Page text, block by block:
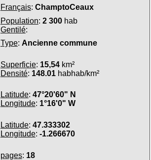
Français: ChamptoCeaux
Population: 2 300hab
Gentilé:
Type: Ancienne commune
Superficie: 15,54km²
Densité: 148.01habhab/km²
Latitude: 47°20'60" N
Longitude: 1°16'0" W
Latitude: 47.333302
Longitude: -1.266670
pages: 18